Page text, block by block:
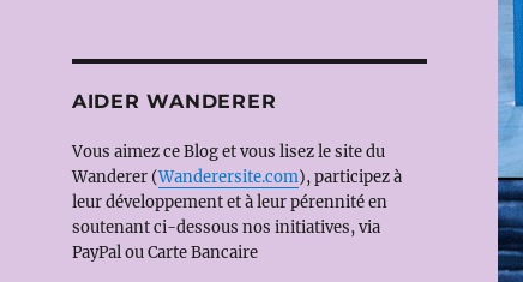
AIDER WANDERER
Vous aimez ce Blog et vous lisez le site du
Wanderer (Wanderersite.com), participez à
leur développement et à leur pérennité en
soutenant ci-dessous nos initiatives, via
PayPal ou Carte Bancaire